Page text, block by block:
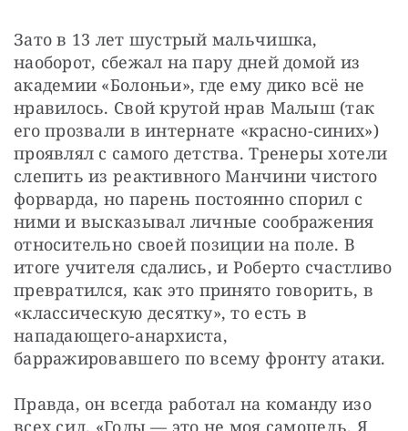
Зато в 13 лет шустрый мальчишка,
наоборот, сбежал на пару дней домой из
академии «Болоньи», где ему дико всё не
нравилось. Свой крутой нрав Малыш (так
его прозвали в интернате «красно-синих»)
проявлял с самого детства. Тренеры хотели
слепить из реактивного Манчини чистого
форварда, но парень постоянно спорил с
ними и высказывал личные соображения
относительно своей позиции на поле. В
итоге учителя сдались, и Роберто счастливо
превратился, как это принято говорить, в
«классическую десятку», то есть в
нападающего-анархиста,
барражировавшего по всему фронту атаки.
Правда, он всегда работал на команду изо
всех сил. «Голы — это не моя самоцель. Я